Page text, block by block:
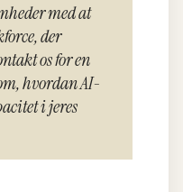
med at
der
os for en
hvordan AI-
i jeres